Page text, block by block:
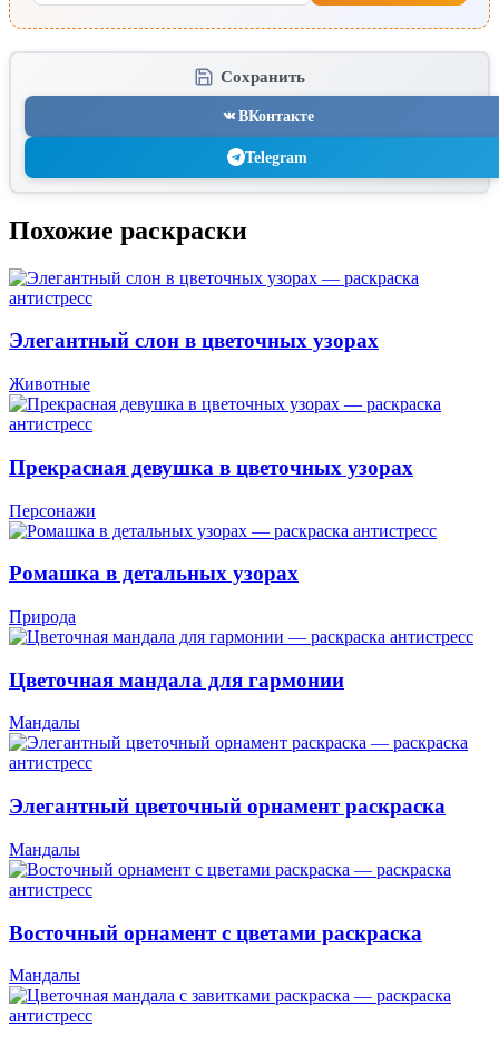
Сохранить
ВКонтакте
Telegram
Похожие раскраски
Элегантный слон в цветочных узорах
Животные
Прекрасная девушка в цветочных узорах
Персонажи
Ромашка в детальных узорах
Природа
Цветочная мандала для гармонии
Мандалы
Элегантный цветочный орнамент раскраска
Мандалы
Восточный орнамент с цветами раскраска
Мандалы